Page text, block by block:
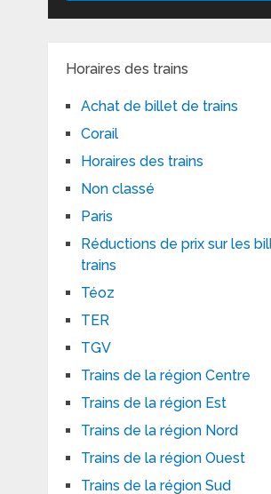
Horaires des trains
Achat de billet de trains
Corail
Horaires des trains
Non classé
Paris
Réductions de prix sur les
trains
Téoz
TER
TGV
Trains de la région Centre
Trains de la région Est
Trains de la région Nord
Trains de la région Ouest
Trains de la région Sud